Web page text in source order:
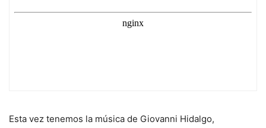
Esta vez tenemos la música de Giovanni Hidalgo,